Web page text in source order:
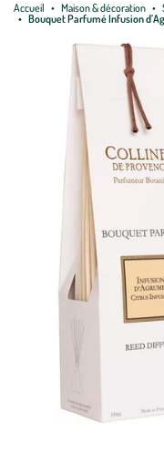
Accueil Maison & décoration
Bouquet Parfumé Infusion